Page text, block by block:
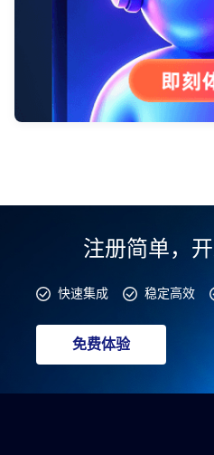
注册简单，开
快速集成 稳定高效
免费体验